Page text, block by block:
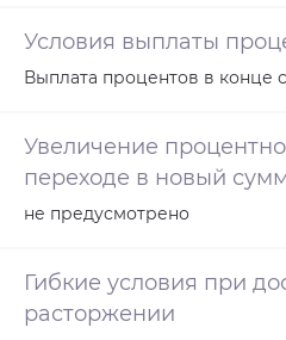
Условия выплаты
Выплата процентов в конце
Увеличение
переходе в новый
не предусмотрено
Гибкие условия при
расторжении